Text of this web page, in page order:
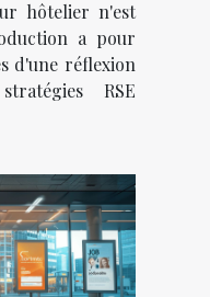
hôtelier n'est
a pour
d'une réflexion
RSE